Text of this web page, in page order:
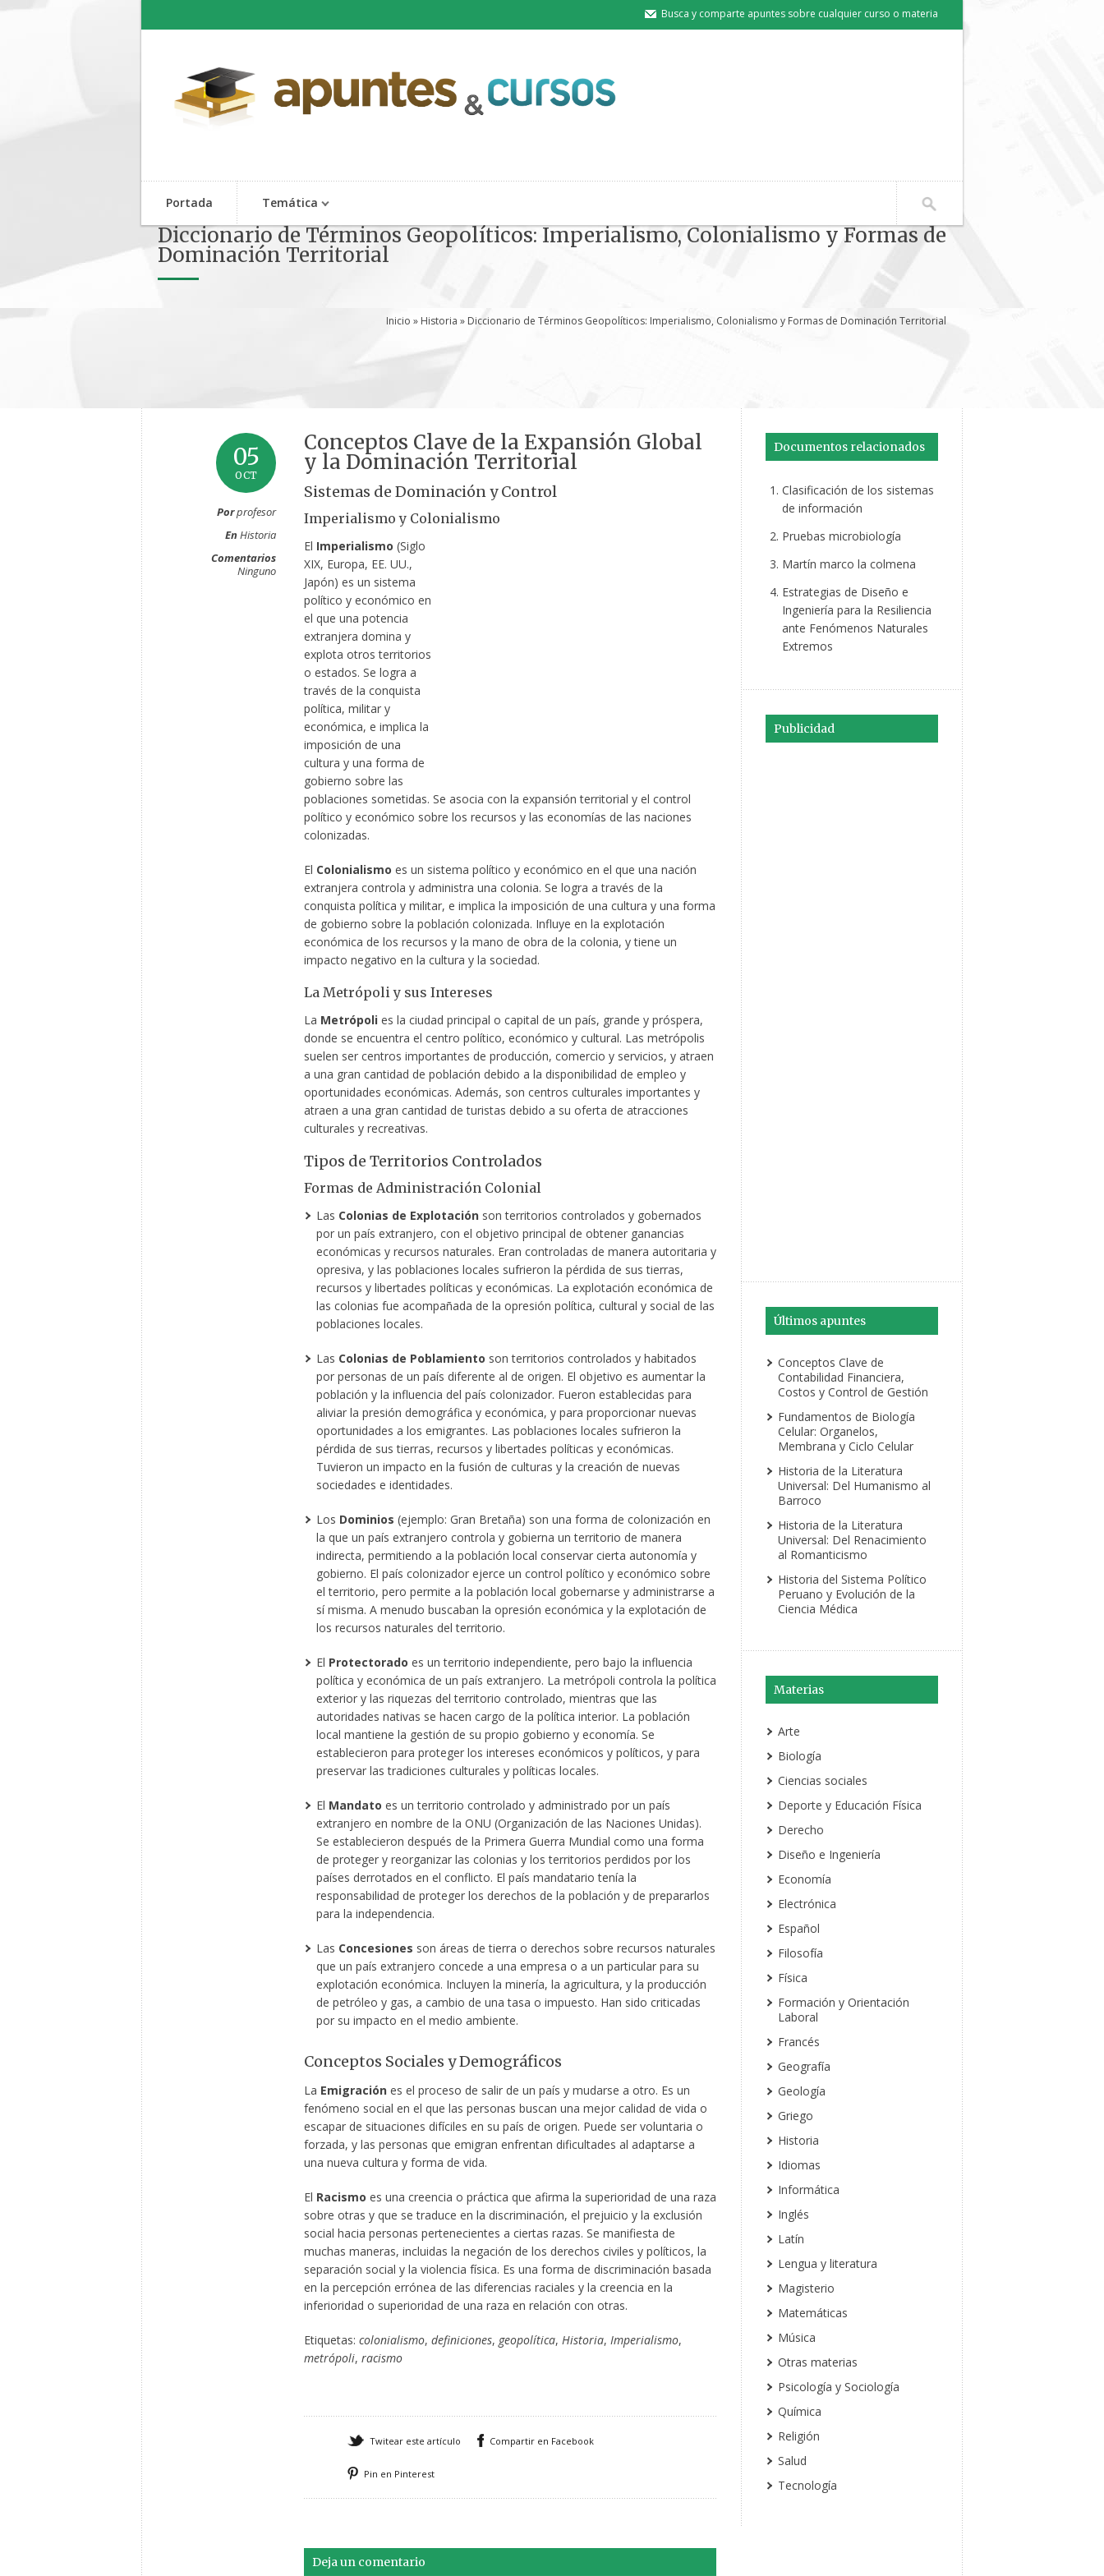
Busca y comparte apuntes sobre cualquier curso o materia
Portada Temática
Diccionario de Términos Geopolíticos: Imperialismo, Colonialismo y Formas de
Dominación Territorial
Inicio » Historia » Diccionario de Términos Geopolíticos: Imperialismo, Colonialismo y Formas de Dominación Territorial
05
OCT
Porprofesor
EnHistoria
Comentarios
Ninguno
Conceptos Clave de la Expansión Global
y la Dominación Territorial
Sistemas de Dominación y Control
Imperialismo y Colonialismo
El Imperialismo (Siglo
XIX, Europa, EE. UU.,
Japón) es un sistema
político y económico en
el que una potencia
extranjera domina y
explota otros territorios
o estados. Se logra a
través de la conquista
política, militar y
económica, e implica la
imposición de una
cultura y una forma de
gobierno sobre las
poblaciones sometidas. Se asocia con la expansión territorial y el control
político y económico sobre los recursos y las economías de las naciones
colonizadas.
El Colonialismo es un sistema político y económico en el que una nación
extranjera controla y administra una colonia. Se logra a través de la
conquista política y militar, e implica la imposición de una cultura y una forma
de gobierno sobre la población colonizada. Influye en la explotación
económica de los recursos y la mano de obra de la colonia, y tiene un
impacto negativo en la cultura y la sociedad.
La Metrópoli y sus Intereses
La Metrópolies la ciudad principal o capital de un país, grande y próspera,
donde se encuentra el centro político, económico y cultural. Las metrópolis
suelen ser centros importantes de producción, comercio y servicios, y atraen
a una gran cantidad de población debido a la disponibilidad de empleo y
oportunidades económicas. Además, son centros culturales importantes y
atraen a una gran cantidad de turistas debido a su oferta de atracciones
culturales y recreativas.
Tipos de Territorios Controlados
Formas de Administración Colonial
Las Colonias de Explotaciónson territorios controlados y gobernados
por un país extranjero, con el objetivo principal de obtener ganancias
económicas y recursos naturales. Eran controladas de manera autoritaria y
opresiva, y las poblaciones locales sufrieron la pérdida de sus tierras,
recursos y libertades políticas y económicas. La explotación económica de
las colonias fue acompañada de la opresión política, cultural y social de las
poblaciones locales.
Las Colonias de Poblamiento son territorios controlados y habitados
por personas de un país diferente al de origen. El objetivo es aumentar la
población y la influencia del país colonizador. Fueron establecidas para
aliviar la presión demográfica y económica, y para proporcionar nuevas
oportunidades a los emigrantes. Las poblaciones locales sufrieron la
pérdida de sus tierras, recursos y libertades políticas y económicas.
Tuvieron un impacto en la fusión de culturas y la creación de nuevas
sociedades e identidades.
Los Dominios (ejemplo: Gran Bretaña) son una forma de colonización en
la que un país extranjero controla y gobierna un territorio de manera
indirecta, permitiendo a la población local conservar cierta autonomía y
gobierno. El país colonizador ejerce un control político y económico sobre
el territorio, pero permite a la población local gobernarse y administrarse a
sí misma. A menudo buscaban la opresión económica y la explotación de
los recursos naturales del territorio.
El Protectorado es un territorio independiente, pero bajo la influencia
política y económica de un país extranjero. La metrópoli controla la política
exterior y las riquezas del territorio controlado, mientras que las
autoridades nativas se hacen cargo de la política interior. La población
local mantiene la gestión de su propio gobierno y economía. Se
establecieron para proteger los intereses económicos y políticos, y para
preservar las tradiciones culturales y políticas locales.
El Mandato es un territorio controlado y administrado por un país
extranjero en nombre de la ONU (Organización de las Naciones Unidas).
Se establecieron después de la Primera Guerra Mundial como una forma
de proteger y reorganizar las colonias y los territorios perdidos por los
países derrotados en el conflicto. El país mandatario tenía la
responsabilidad de proteger los derechos de la población y de prepararlos
para la independencia.
Las Concesiones son áreas de tierra o derechos sobre recursos naturales
que un país extranjero concede a una empresa o a un particular para su
explotación económica. Incluyen la minería, la agricultura, y la producción
de petróleo y gas, a cambio de una tasa o impuesto. Han sido criticadas
por su impacto en el medio ambiente.
Conceptos Sociales y Demográficos
La Emigraciónes el proceso de salir de un país y mudarse a otro. Es un
fenómeno social en el que las personas buscan una mejor calidad de vida o
escapar de situaciones difíciles en su país de origen. Puede ser voluntaria o
forzada, y las personas que emigran enfrentan dificultades al adaptarse a
una nueva cultura y forma de vida.
El Racismo es una creencia o práctica que afirma la superioridad de una raza
sobre otras y que se traduce en la discriminación, el prejuicio y la exclusión
social hacia personas pertenecientes a ciertas razas. Se manifiesta de
muchas maneras, incluidas la negación de los derechos civiles y políticos, la
separación social y la violencia física. Es una forma de discriminación basada
en la percepción errónea de las diferencias raciales y la creencia en la
inferioridad o superioridad de una raza en relación con otras.
Etiquetas: colonialismo, definiciones, geopolítica, Historia, Imperialismo,
metrópoli, racismo
Twitear este artículo Compartir en Facebook
Pin en Pinterest
Deja un comentario
Documentos relacionados
Clasificación de los sistemas
de información
Pruebas microbiología
Martín marco la colmena
Estrategias de Diseño e
Ingeniería para la Resiliencia
ante Fenómenos Naturales
Extremos
Publicidad
Últimos apuntes
Conceptos Clave de
Contabilidad Financiera,
Costos y Control de Gestión
Fundamentos de Biología
Celular: Organelos,
Membrana y Ciclo Celular
Historia de la Literatura
Universal: Del Humanismo al
Barroco
Historia de la Literatura
Universal: Del Renacimiento
al Romanticismo
Historia del Sistema Político
Peruano y Evolución de la
Ciencia Médica
Materias
Arte
Biología
Ciencias sociales
Deporte y Educación Física
Derecho
Diseño e Ingeniería
Economía
Electrónica
Español
Filosofía
Física
Formación y Orientación
Laboral
Francés
Geografía
Geología
Griego
Historia
Idiomas
Informática
Inglés
Latín
Lengua y literatura
Magisterio
Matemáticas
Música
Otras materias
Psicología y Sociología
Química
Religión
Salud
Tecnología